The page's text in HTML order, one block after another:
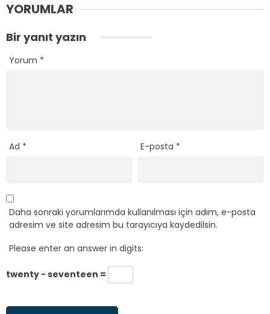
YORUMLAR
Bir yanıt yazın
Yorum *
Ad * E-posta *
Daha sonraki yorumlarımda kullanılması için adım, e-posta
adresim ve site adresim bu tarayıcıya kaydedilsin.
Please enter an answer in digits:
twenty − seventeen =